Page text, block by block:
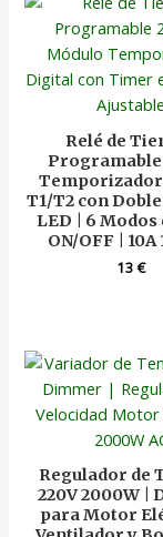
Relé de
Programable
T1/T2 con
LED | 6 Modos
ON/OFF | 10A
13€
Regulador de
220V 2000W |
para Motor